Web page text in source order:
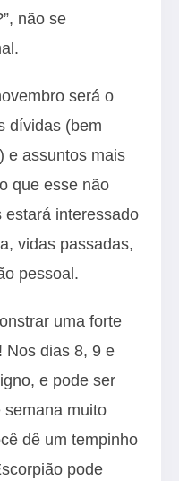
não se
será o
dívidas (bem
e assuntos mais
que esse não
estará interessado
vidas passadas,
pessoal.
uma forte
Nos dias 8, 9 e
e pode ser
muito
dê um tempinho
pode